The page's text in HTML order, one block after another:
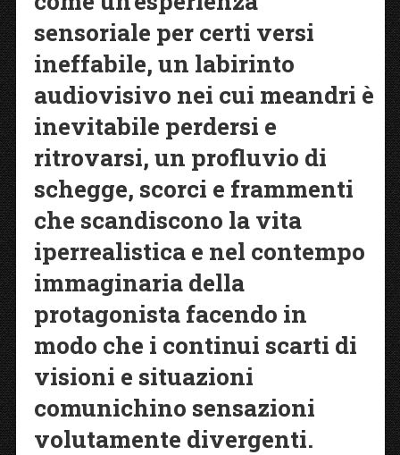
sensoriale per certi versi
ineffabile, un labirinto
audiovisivo nei cui meandri è
inevitabile perdersi e
ritrovarsi, un profluvio di
schegge, scorci e frammenti
che scandiscono la vita
iperrealistica e nel contempo
immaginaria della
protagonista facendo in
modo che i continui scarti di
visioni e situazioni
comunichino sensazioni
volutamente divergenti.